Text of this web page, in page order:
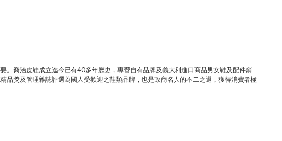
。喬治皮鞋成立迄今已有40多年歷史，專營自有品牌及義大利進口商品男女鞋及配件銷
獎及管理雜誌評選為國人受歡迎之鞋類品牌，也是政商名人的不二之選，獲得消費者極